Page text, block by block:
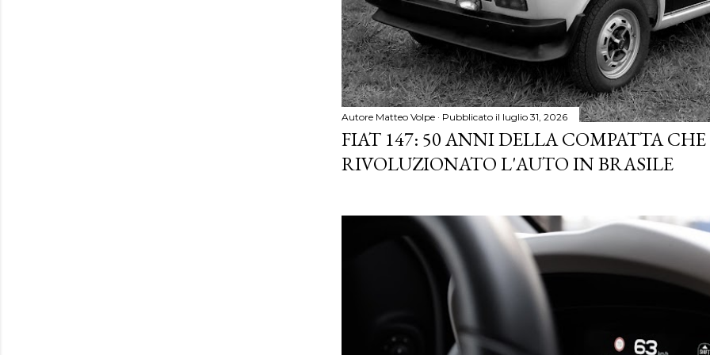
Autore Matteo Volpe Pubblicato il luglio 31, 2026
FIAT 147: 50 ANNI DELLA COMPATTA
RIVOLUZIONATO L'AUTO IN BRASILE